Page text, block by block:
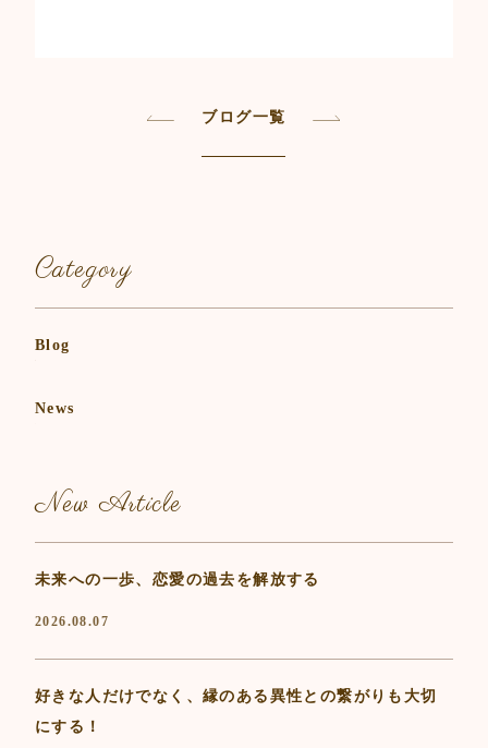
ブログ一覧
Category
Blog
News
New Article
未来への一歩、恋愛の過去を解放する
2026.08.07
好きな人だけでなく、縁のある異性との繋がりも大切
にする！